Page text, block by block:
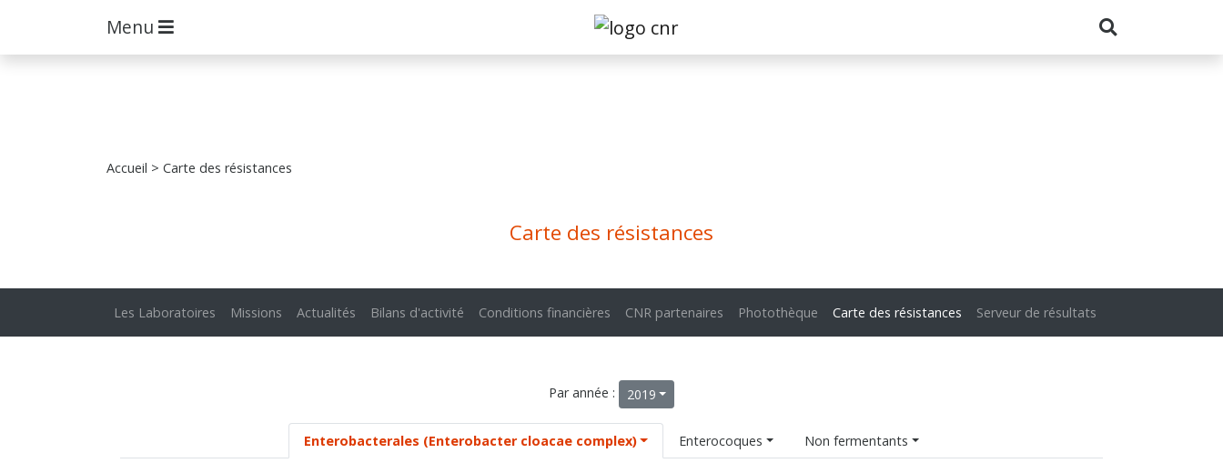
Menu
Accueil > Carte des résistances
Carte des résistances
Les Laboratoires Missions Actualités Bilans d'activité Conditions financières CNR partenaires Photothèque Carte des résistances Serveur de résultats
Par année : 2019
Enterobacterales (Enterobacter cloacae complex) Enterocoques Non fermentants